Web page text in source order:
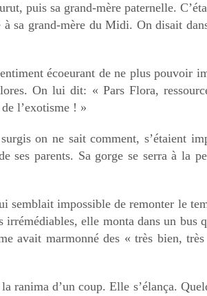
puis sa grand-mère paternelle.
sa grand-mère du Midi. On disait
écoeurant de ne plus pouvoir
On lui dit: « Pars Flora,
l’exotisme ! »
on ne sait comment, s’étaient
parents. Sa gorge se serra à la
impossible de remonter le
elle monta dans un bus
avait marmonné des « très bien,
d’un coup. Elle s’élança.